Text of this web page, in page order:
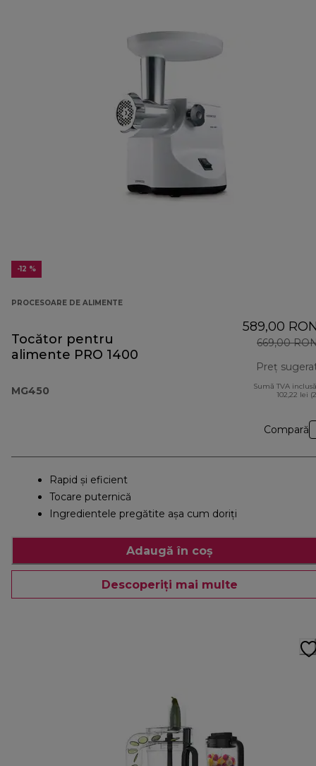
-12 %
PROCESOARE DE ALIMENTE
Tocător pentru
alimente PRO 1400
MG450
589,00
669,00
Preț
Sumă TVA
102,22 lei
Compară
Rapid şi eficient
Tocare puternică
Ingredientele pregătite așa cum doriți
Adaugă în coș
Descoperiți mai multe